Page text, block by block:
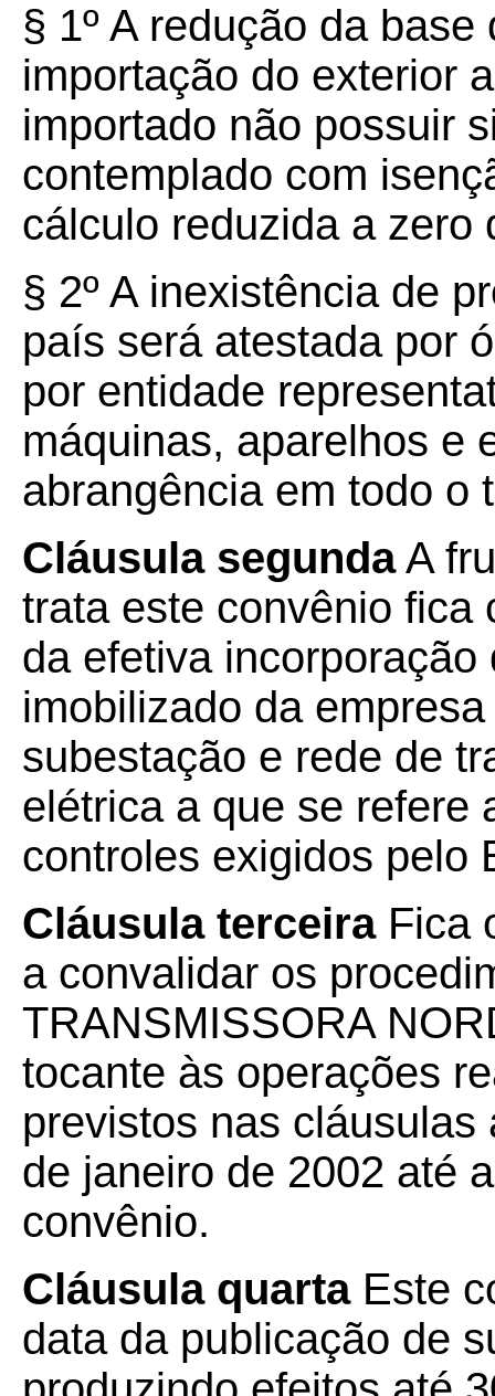
§ 1º A redução da
importação do exterior
importado não possuir
contemplado com
cálculo reduzida a zero
§ 2º A inexistência de
país será atestada por
por entidade
máquinas, aparelhos e
abrangência em todo o
Cláusula segundaA
trata este convênio fica
da efetiva
imobilizado da
subestação e rede de
elétrica a que se refere
controles exigidos pelo
Cláusula terceiraFica
a convalidar os
TRANSMISSORA
tocante às operações
previstos nas cláusulas
de janeiro de 2002 até
convênio.
Cláusula quartaEste
data da publicação de